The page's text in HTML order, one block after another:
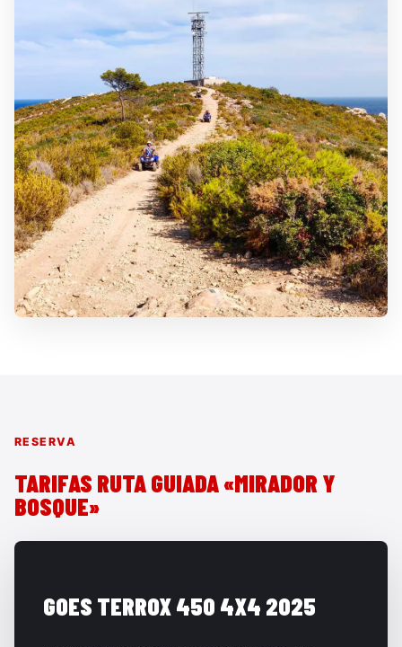
RESERVA
TARIFAS RUTA GUIADA «MIRADOR Y
BOSQUE»
GOES TERROX 450 4X4 2025